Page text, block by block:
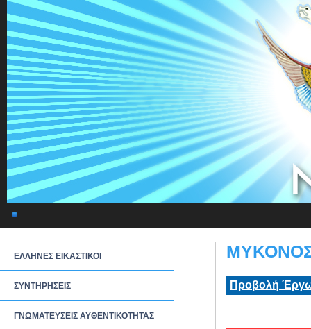
ΕΛΛΗΝΕΣ ΕΙΚΑΣΤΙΚΟΙ
ΣΥΝΤΗΡΗΣΕΙΣ
ΓΝΩΜΑΤΕΥΣΕΙΣ ΑΥΘΕΝΤΙΚΟΤΗΤΑΣ
ΜΥΚΟΝΟΣ:
Προβολή